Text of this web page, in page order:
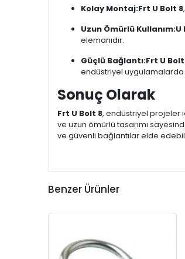
Kolay Montaj:Frt U Bolt 8
Uzun Ömürlü Kullanım:U
elemanıdır.
Güçlü Bağlantı:Frt U
endüstriyel uygulamalarda
Sonuç Olarak
Frt U Bolt 8, endüstriyel projeler
ve uzun ömürlü tasarımı
ve güvenli bağlantılar elde
Benzer Ürünler